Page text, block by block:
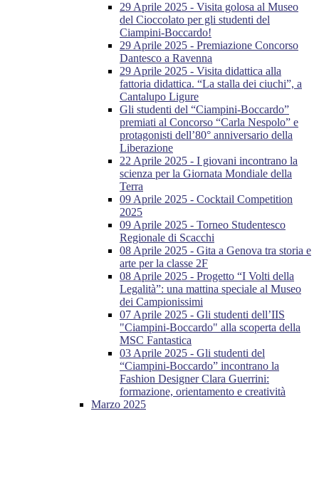
29 Aprile 2025 - Visita golosa al Museo
del Cioccolato per gli studenti del
Ciampini-Boccardo!
29 Aprile 2025 - Premiazione Concorso
Dantesco a Ravenna
29 Aprile 2025 - Visita didattica alla
fattoria didattica. “La stalla dei ciuchi”, a
Cantalupo Ligure
Gli studenti del “Ciampini-Boccardo”
premiati al Concorso “Carla Nespolo” e
protagonisti dell’80° anniversario della
Liberazione
22 Aprile 2025 - I giovani incontrano la
scienza per la Giornata Mondiale della
Terra
09 Aprile 2025 - Cocktail Competition
2025
09 Aprile 2025 - Torneo Studentesco
Regionale di Scacchi
08 Aprile 2025 - Gita a Genova tra storia e
arte per la classe 2F
08 Aprile 2025 - Progetto “I Volti della
Legalità”: una mattina speciale al Museo
dei Campionissimi
07 Aprile 2025 - Gli studenti dell’IIS
"Ciampini-Boccardo" alla scoperta della
MSC Fantastica
03 Aprile 2025 - Gli studenti del
“Ciampini-Boccardo” incontrano la
Fashion Designer Clara Guerrini:
formazione, orientamento e creatività
Marzo 2025